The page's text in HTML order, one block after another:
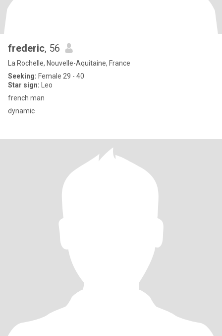
frederic, 56
La Rochelle, Nouvelle-Aquitaine, France
Seeking: Female 29 - 40
Star sign: Leo
french man
dynamic